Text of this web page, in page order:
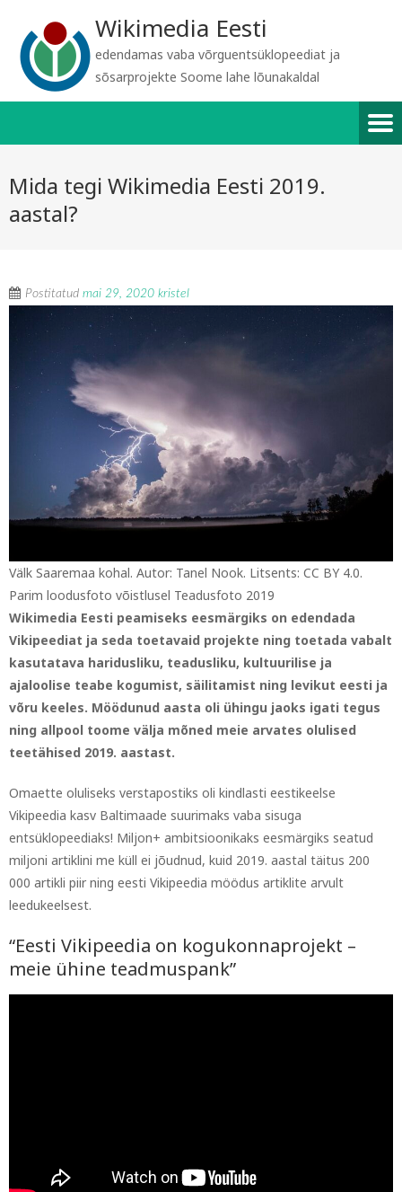
Wikimedia Eesti
edendamas vaba võrguentsüklopeediat ja
sõsarprojekte Soome lahe lõunakaldal
Mida tegi Wikimedia Eesti 2019.
aastal?
Postitatud mai 29, 2020 kristel
Välk Saaremaa kohal. Autor: Tanel Nook. Litsents: CC BY 4.0.
Parim loodusfoto võistlusel Teadusfoto 2019
Wikimedia Eesti peamiseks eesmärgiks on edendada
Vikipeediat ja seda toetavaid projekte ning toetada vabalt
kasutatava haridusliku, teadusliku, kultuurilise ja
ajaloolise teabe kogumist, säilitamist ning levikut eesti ja
võru keeles. Möödunud aasta oli ühingu jaoks igati tegus
ning allpool toome välja mõned meie arvates olulised
teetähised 2019. aastast.
Omaette oluliseks verstapostiks oli kindlasti eestikeelse
Vikipeedia kasv Baltimaade suurimaks vaba sisuga
entsüklopeediaks! Miljon+ ambitsioonikaks eesmärgiks seatud
miljoni artiklini me küll ei jõudnud, kuid 2019. aastal täitus 200
000 artikli piir ning eesti Vikipeedia möödus artiklite arvult
leedukeelsest.
“Eesti Vikipeedia on kogukonnaprojekt –
meie ühine teadmuspank”